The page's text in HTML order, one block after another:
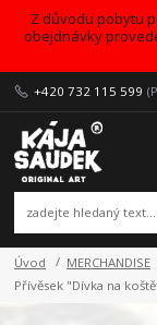
Z důvodu pobytu
obejdnávky
+420 732 115 599
Úvod MERCHANDISE
Přívěsek "Dívka na